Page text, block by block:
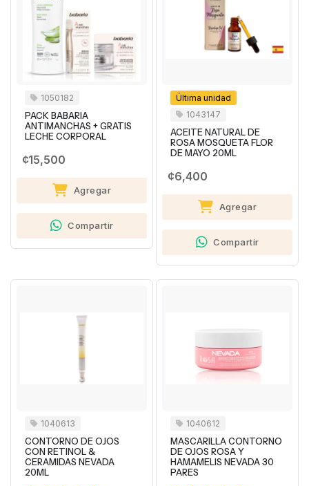
1050182
PACK BABARIA
ANTIMANCHAS + GRATIS
LECHE CORPORAL
¢15,500
Agregar
Compartir
Última unidad
1043147
ACEITE NATURAL DE
ROSA MOSQUETA FLOR
DE MAYO 20ML
¢6,400
Agregar
Compartir
1040613
CONTORNO DE OJOS
CON RETINOL &
CERAMIDAS NEVADA
20ML
1040612
MASCARILLA CONTORNO
DE OJOS ROSA Y
HAMAMELIS NEVADA 30
PARES